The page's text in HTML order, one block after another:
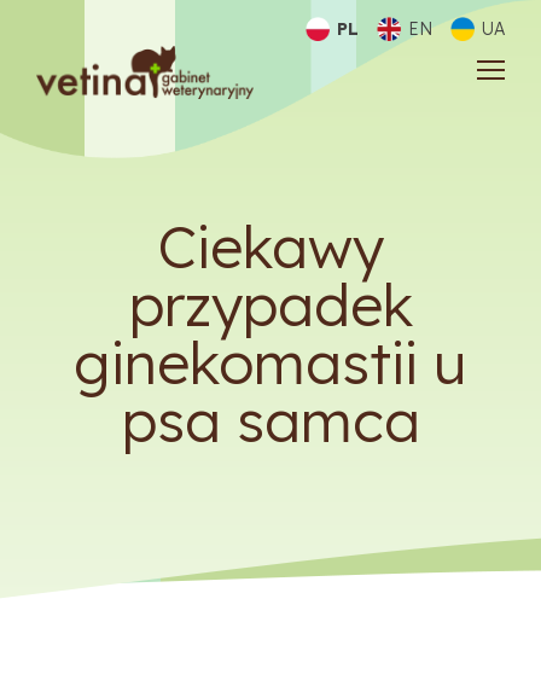
PL EN UA
Ciekawy
przypadek
ginekomastii u
psa samca